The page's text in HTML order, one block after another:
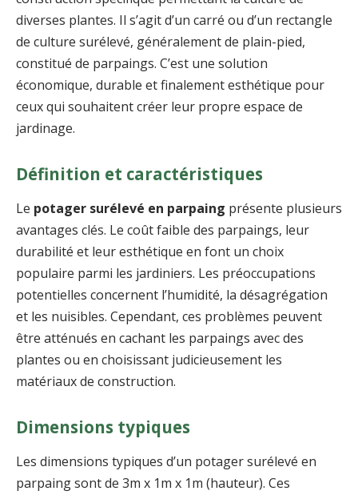
diverses plantes. Il s’agit d’un carré ou d’un rectangle
de culture surélevé, généralement de plain-pied,
constitué de parpaings. C’est une solution
économique, durable et finalement esthétique pour
ceux qui souhaitent créer leur propre espace de
jardinage.
Définition et caractéristiques
Le potager surélevé en parpaing présente plusieurs
avantages clés. Le coût faible des parpaings, leur
durabilité et leur esthétique en font un choix
populaire parmi les jardiniers. Les préoccupations
potentielles concernent l’humidité, la désagrégation
et les nuisibles. Cependant, ces problèmes peuvent
être atténués en cachant les parpaings avec des
plantes ou en choisissant judicieusement les
matériaux de construction.
Dimensions typiques
Les dimensions typiques d’un potager surélevé en
parpaing sont de 3m x 1m x 1m (hauteur). Ces